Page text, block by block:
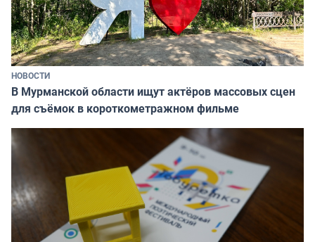
НОВОСТИ
В Мурманской области ищут актёров массовых сцен
для съёмок в короткометражном фильме